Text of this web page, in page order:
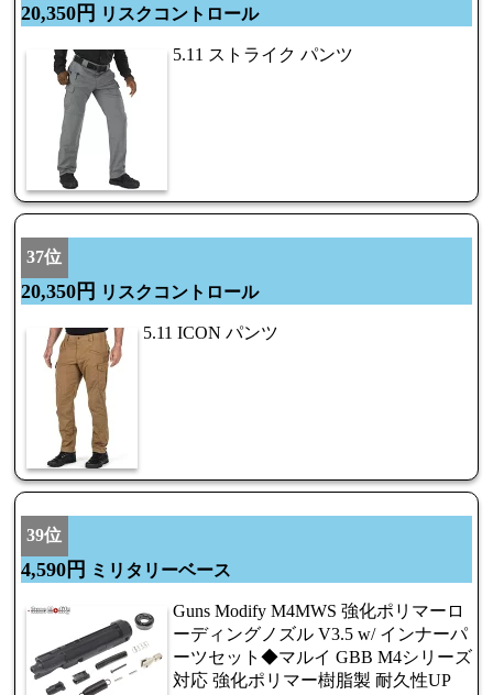
20,350円 リスクコントロール
5.11 ストライク パンツ
37位
20,350円 リスクコントロール
5.11 ICON パンツ
39位
4,590円 ミリタリーベース
Guns Modify M4MWS 強化ポリマーロ
ーディングノズル V3.5 w/ インナーパ
ーツセット◆マルイ GBB M4シリーズ
対応 強化ポリマー樹脂製 耐久性UP